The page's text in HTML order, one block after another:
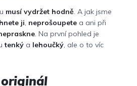
musí vydržet hodně. A jak jsme
ji, neprošoupete a ani při
. Na první pohled je
tenký a lehoučký, ale o to víc
originál